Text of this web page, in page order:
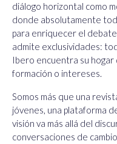
diálogo horizontal como
donde absolutamente
para enriquecer el
admite exclusividades:
Ibero encuentra su hogar
formación o intereses.
Somos más que una
jóvenes, una plataforma
visión va más allá del
conversaciones de